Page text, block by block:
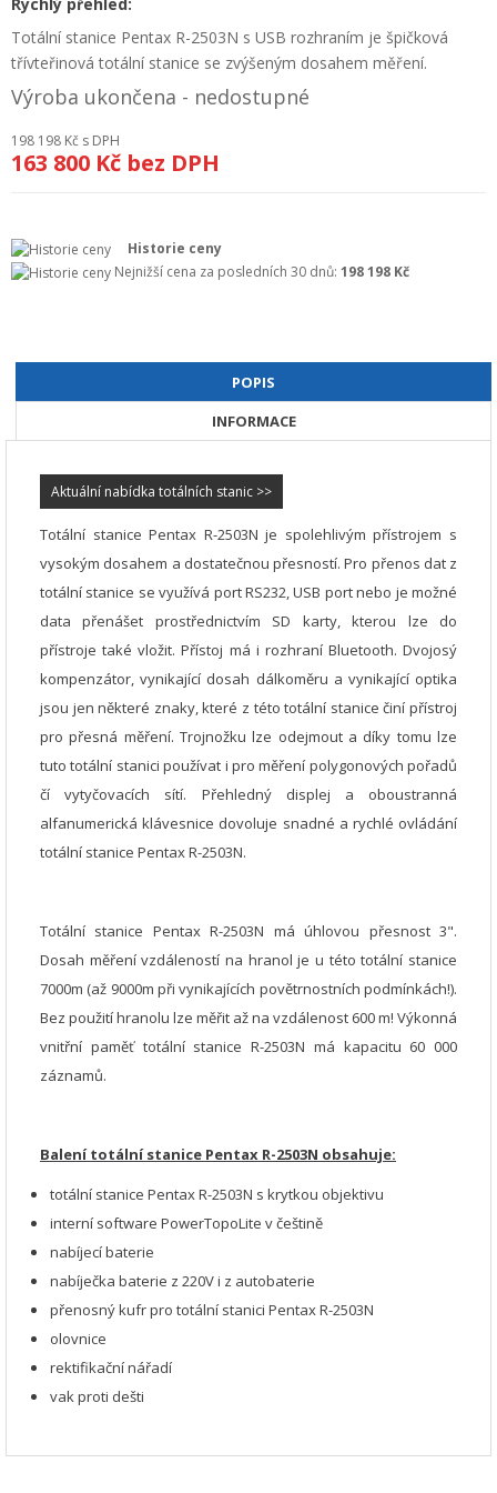
OBCHODNÍ PODMÍNKY SPOLEČNOSTI GEOPEN, S.R.O.
SERVIS A KALIBRACE
INDIVIDUÁLNÍ PORADENSTVÍ
Rychlý přehled:
Totální stanice Pentax R-2503N s USB rozhraním je špičková
třívteřinová totální stanice se zvýšeným dosahem měření.
Výroba ukončena - nedostupné
198 198 Kč s DPH
163 800 Kč bez DPH
Historie ceny
Nejnižší cena za posledních 30 dnů: 198 198 Kč
POPIS
INFORMACE
Aktuální nabídka totálních stanic >>
Totální stanice Pentax R-2503N je spolehlivým přístrojem s
vysokým dosahem a dostatečnou přesností. Pro přenos dat z
totální stanice se využívá port RS232, USB port nebo je možné
data přenášet prostřednictvím SD karty, kterou lze do
přístroje také vložit. Přístoj má i rozhraní Bluetooth. Dvojosý
kompenzátor, vynikající dosah dálkoměru a vynikající optika
jsou jen některé znaky, které z této totální stanice činí přístroj
pro přesná měření. Trojnožku lze odejmout a díky tomu lze
tuto totální stanici používat i pro měření polygonových pořadů
čí vytyčovacích sítí. Přehledný displej a oboustranná
alfanumerická klávesnice dovoluje snadné a rychlé ovládání
totální stanice Pentax R-2503N.
Totální stanice Pentax R-2503N má úhlovou přesnost 3".
Dosah měření vzdáleností na hranol je u této totální stanice
7000m (až 9000m při vynikajících povětrnostních podmínkách!).
Bez použití hranolu lze měřit až na vzdálenost 600 m! Výkonná
vnitřní paměť totální stanice R-2503N má kapacitu 60 000
záznamů.
Balení totální stanice Pentax R-2503N obsahuje:
totální stanice Pentax R-2503N s krytkou objektivu
interní software PowerTopoLite v češtině
nabíjecí baterie
nabíječka baterie z 220V i z autobaterie
přenosný kufr pro totální stanici Pentax R-2503N
olovnice
rektifikační nářadí
vak proti dešti